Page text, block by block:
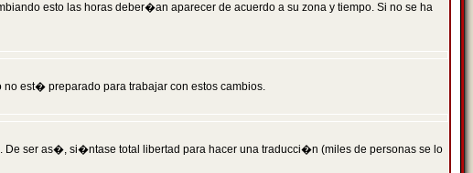
esto las horas deber�an aparecer de acuerdo a su zona y tiempo. Si no se ha
est� preparado para trabajar con estos cambios.
ser as�, si�ntase total libertad para hacer una traducci�n (miles de personas se lo